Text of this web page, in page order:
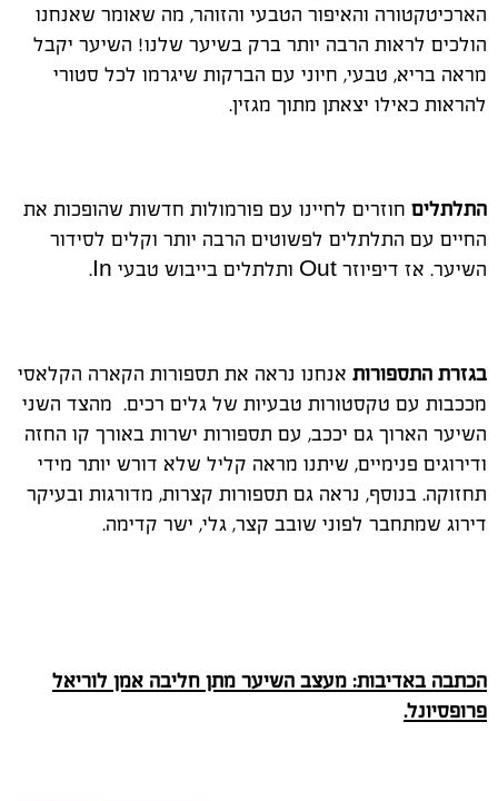
הארכיטקטורה והאיפור הטבעי והזוהר, מה שאומר שאנחנו
הולכים לראות הרבה יותר ברק בשיער שלנו! השיער יקבל
מראה בריא, טבעי, חיוני עם הברקות שיגרמו לכל סטורי
להראות כאילו יצאתן מתוך מגזין.
התלתלים חוזרים לחיינו עם פורמולות חדשות שהופכות את
החיים עם התלתלים לפשוטים הרבה יותר וקלים לסידור
השיער. אז דיפיוזר Out ותלתלים בייבוש טבעי In.
בגזרת התספורות אנחנו נראה את תספורות הקארה הקלאסי
מככבות עם טקסטורות טבעיות של גלים רכים. מהצד השני
השיער הארוך גם יככב, עם תספורות ישרות באורך קו החזה
ודירוגים פנימיים, שיתנו מראה קליל שלא דורש יותר מידי
תחזוקה. בנוסף, נראה גם תספורות קצרות, מדורגות ובעיקר
דירוג שמתחבר לפוני שובב קצר, גלי, ישר קדימה.
הכתבה באדיבות: מעצב השיער מתן חליבה אמן לוריאל
פרופסיונל.